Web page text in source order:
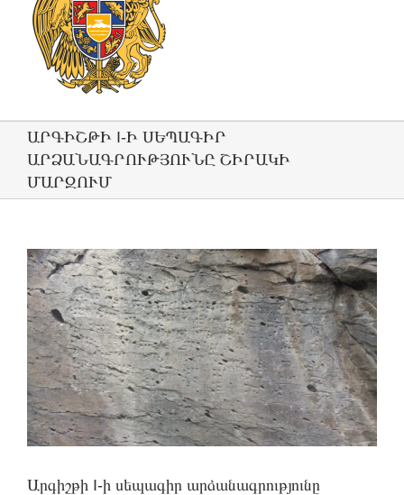
ԱՐԳԻՇԹԻ I-Ի ՍԵՊԱԳԻՐ
ԱՐՁԱՆԱԳՐՈՒԹՅՈՒՆԸ ՇԻՐԱԿԻ
ՄԱՐԶՈՒՄ
View
Larger
Image
Արգիշթի I-ի սեպագիր արձանագրությունը